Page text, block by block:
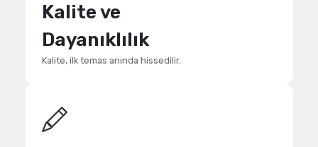
Kalite ve
Dayanıklılık
Kalite, ilk temas anında hissedilir.